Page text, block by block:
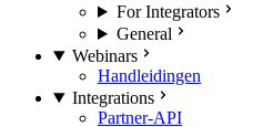
For Integrators
General
Webinars
Handleidingen
Integrations
Partner-API